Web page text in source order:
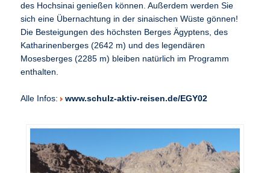
des Hochsinai genießen können. Außerdem werden Sie
sich eine Übernachtung in der sinaischen Wüste gönnen!
Die Besteigungen des höchsten Berges Ägyptens, des
Katharinenberges (2642 m) und des legendären
Mosesberges (2285 m) bleiben natürlich im Programm
enthalten.
Alle Infos: www.schulz-aktiv-reisen.de/EGY02